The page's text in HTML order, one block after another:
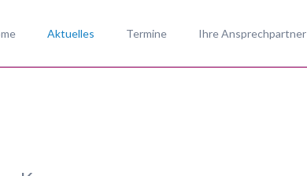
Aktuelles Termine Ihre Ansprechpartner